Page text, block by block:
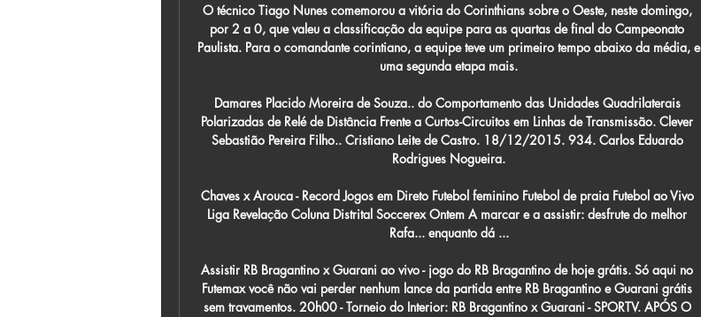
O técnico Tiago Nunes comemorou a vitória do Corinthians sobre o Oeste, neste domingo,
por 2 a 0, que valeu a classificação da equipe para as quartas de final do Campeonato
Paulista. Para o comandante corintiano, a equipe teve um primeiro tempo abaixo da média, e
uma segunda etapa mais.
Damares Placido Moreira de Souza.. do Comportamento das Unidades Quadrilaterais
Polarizadas de Relé de Distância Frente a Curtos-Circuitos em Linhas de Transmissão. Clever
Sebastião Pereira Filho.. Cristiano Leite de Castro. 18/12/2015. 934. Carlos Eduardo
Rodrigues Nogueira.
Chaves x Arouca - Record Jogos em Direto Futebol feminino Futebol de praia Futebol ao Vivo
Liga Revelação Coluna Distrital Soccerex Ontem A marcar e a assistir: desfrute do melhor
Rafa... enquanto dá ...
Assistir RB Bragantino x Guarani ao vivo - jogo do RB Bragantino de hoje grátis. Só aqui no
Futemax você não vai perder nenhum lance da partida entre RB Bragantino e Guarani grátis
sem travamentos. 20h00 - Torneio do Interior: RB Bragantino x Guarani - SPORTV. APÓS O